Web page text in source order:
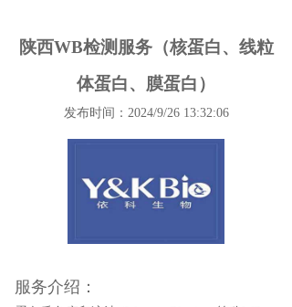
陕西WB检测服务（核蛋白、线粒
体蛋白、膜蛋白）
发布时间：2024/9/26 13:32:06
服务介绍：